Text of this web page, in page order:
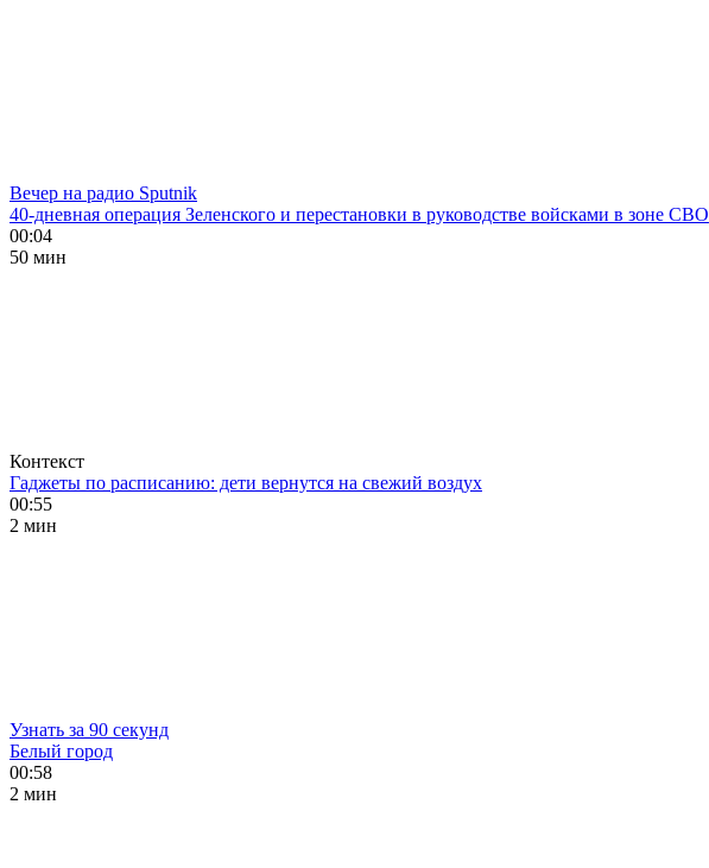
Вечер на радио Sputnik
40-дневная операция Зеленского и перестановки в руководстве войсками в зоне СВО
00:04
50 мин
Контекст
Гаджеты по расписанию: дети вернутся на свежий воздух
00:55
2 мин
Узнать за 90 секунд
Белый город
00:58
2 мин